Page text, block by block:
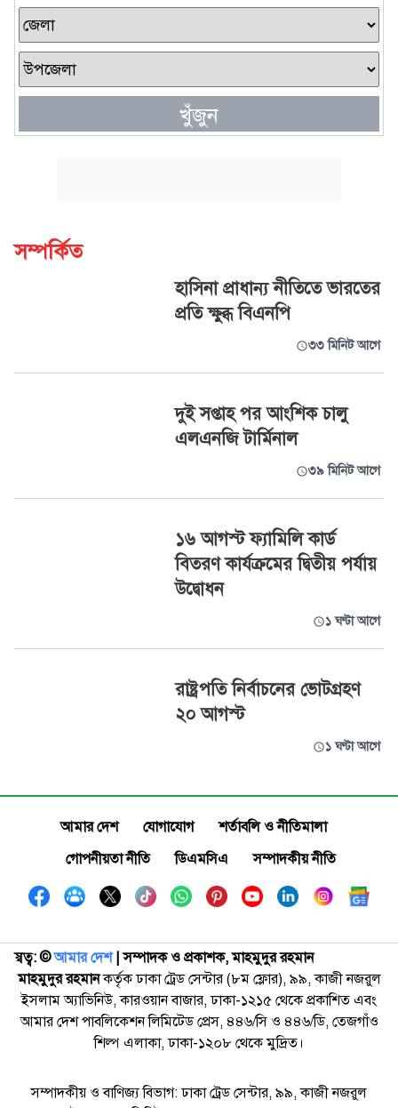
খুঁজুন
সম্পর্কিত
হাসিনা প্রাধান্য নীতিতে ভারতের
প্রতি ক্ষুব্ধ বিএনপি
৩৩ মিনিট আগে
দুই সপ্তাহ পর আংশিক চালু
এলএনজি টার্মিনাল
৩৯ মিনিট আগে
১৬ আগস্ট ফ্যামিলি কার্ড
বিতরণ কার্যক্রমের দ্বিতীয় পর্যায়
উদ্বোধন
১ ঘণ্টা আগে
রাষ্ট্রপতি নির্বাচনের ভোটগ্রহণ
২০ আগস্ট
১ ঘণ্টা আগে
আমার দেশ যোগাযোগ
শর্তাবলি ও নীতিমালা
গোপনীয়তা নীতি
ডিএমসিএ সম্পাদকীয় নীতি
স্বত্ব: ©️আমার দেশ| সম্পাদক ও প্রকাশক, মাহমুদুর রহমান
মাহমুদুর রহমানকর্তৃক ঢাকা ট্রেড সেন্টার (৮ম ফ্লোর), ৯৯, কাজী নজরুল
ইসলাম অ্যাভিনিউ, কারওয়ান বাজার, ঢাকা-১২১৫ থেকে প্রকাশিত এবং
আমার দেশ পাবলিকেশন লিমিটেড প্রেস, ৪৪৬/সি ও ৪৪৬/ডি, তেজগাঁও
শিল্প এলাকা, ঢাকা-১২০৮ থেকে মুদ্রিত।
সম্পাদকীয় ও বাণিজ্য বিভাগ: ঢাকা ট্রেড সেন্টার, ৯৯, কাজী নজরুল